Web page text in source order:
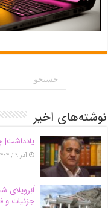
نوشته‌های اخیر
یادداشت|
آذر ۲۹, ۱۴۰۴
جزئیات و